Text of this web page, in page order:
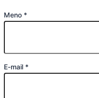
Meno *
E-mail *